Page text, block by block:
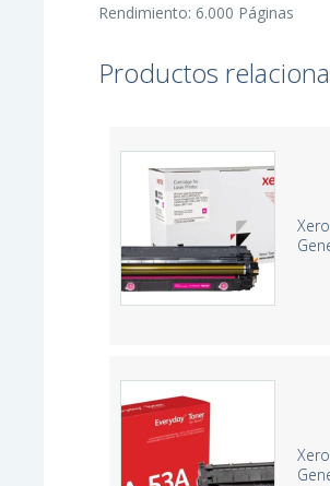
Rendimiento: 6.000 Páginas
Productos